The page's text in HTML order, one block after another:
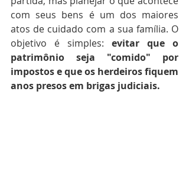
com seus bens é um dos maiores
atos de cuidado com a sua família. O
objetivo é simples: evitar que o
patrimônio seja "comido" por
impostos e que os herdeiros fiquem
anos presos em brigas judiciais.